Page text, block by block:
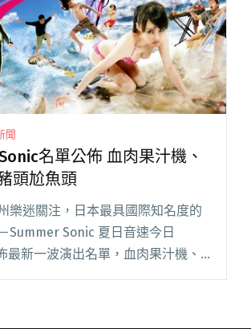
聞
名單公佈 血肉果汁機、
頭尬魚頭
樂迷關注，日本最具國際知名度的
Summer Sonic 夏日音速今日
最新一波演出名單，血肉果汁機、
樂團將初次登上日本音樂祭舞台，